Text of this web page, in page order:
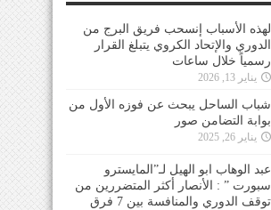
لهذه الأسباب إنسحب فريق البرج من
الدوري والإتحاد الكروي يتبلغ القرار
رسمياً خلال ساعات
يناير 13, 2026
شباب الساحل يبحث عن فوزه الأول من
بوابة التضامن صور
يناير 26, 2025
عبد الوهاب ابو الهيل لـ”المايسترو
سبورت ” : الأنصار أكثر المتضررين من
توقف الدوري والمنافسة بين 7 فرق